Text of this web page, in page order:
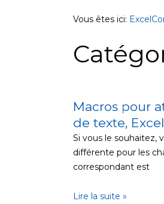
Vous êtes ici:
Macros pour
de texte,
Si vous le souhaitez,
différente pour les
correspondant est
Lire la suite »
Page
Page